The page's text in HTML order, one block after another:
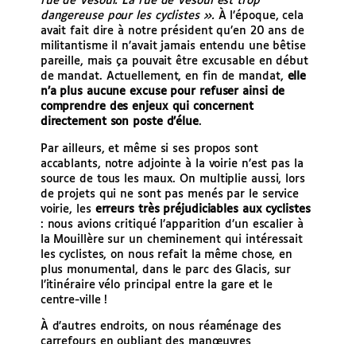
dangereuse pour les cyclistes ». À l’époque, cela
avait fait dire à notre président qu’en 20 ans de
militantisme il n’avait jamais entendu une bêtise
pareille, mais ça pouvait être excusable en début
de mandat. Actuellement, en fin de mandat, elle
n’a plus aucune excuse pour refuser ainsi de
comprendre des enjeux qui concernent
directement son poste d’élue.
Par ailleurs, et même si ses propos sont
accablants, notre adjointe à la voirie n’est pas la
source de tous les maux. On multiplie aussi, lors
de projets qui ne sont pas menés par le service
voirie, leserreurs très préjudiciables aux cyclistes
: nous avions critiqué l’apparition d’un escalier à
la Mouillère sur un cheminement qui intéressait
les cyclistes, on nous refait la même chose, en
plus monumental, dans le parc des Glacis, sur
l’itinéraire vélo principal entre la gare et le
centre-ville !
À d’autres endroits, on nous réaménage des
carrefours en oubliant des manœuvres